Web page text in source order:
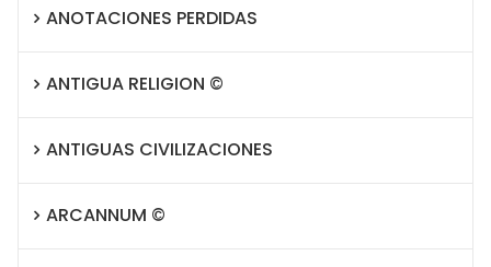
ANOTACIONES PERDIDAS
ANTIGUA RELIGION ©
ANTIGUAS CIVILIZACIONES
ARCANNUM ©